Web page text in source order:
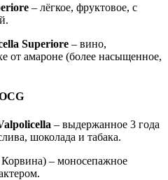
– лёгкое, фруктовое, с
Superiore – вино,
от амароне (более насыщенное,
– выдержанное 3 года
шоколада и табака.
– моносепажное